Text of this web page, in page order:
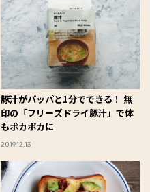
豚汁がパッパと1分でできる！ 無
印の「フリーズドライ豚汁」で体
もポカポカに
2019.12.13